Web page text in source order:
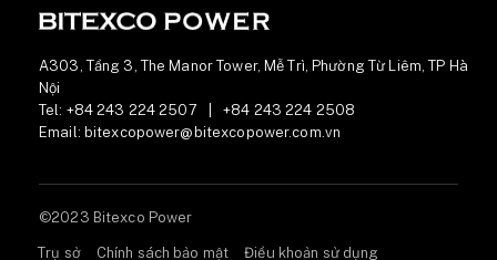
A303, Tầng 3, The Manor Tower, Mễ Trì, Phường Từ Liêm, TP Hà
Nội
Tel: +84 243 224 2507
+84 243 224 2508
Email: bitexcopower@bitexcopower.com.vn
©2023 Bitexco Power
Trụ sở Chính sách bảo mật Điều khoản sử dụng